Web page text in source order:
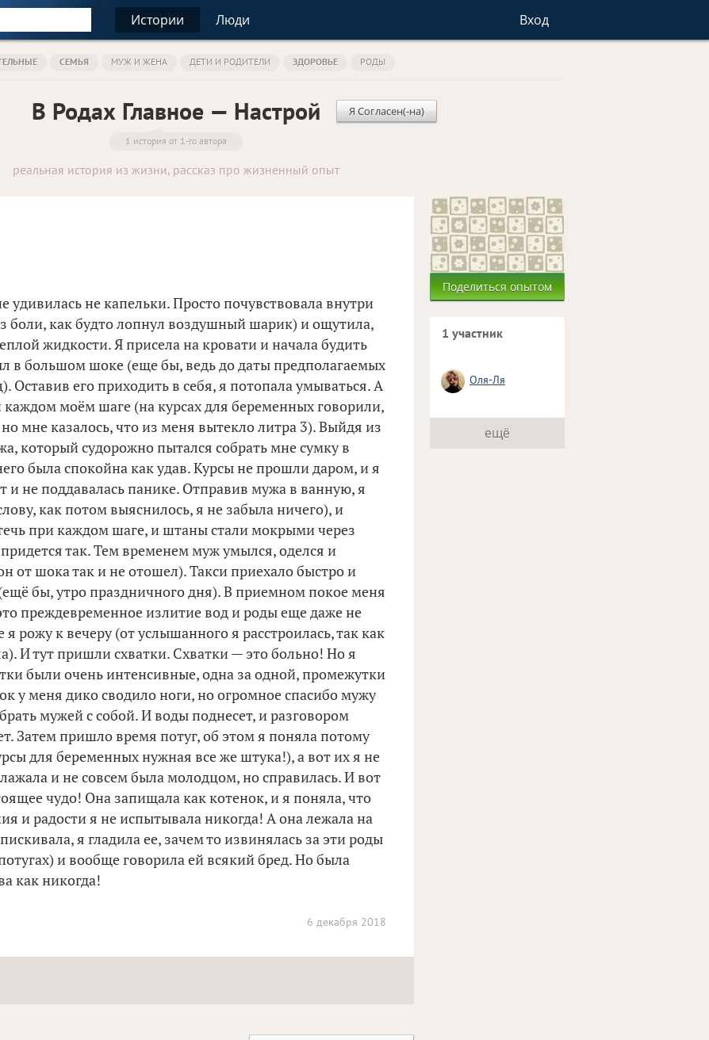
Истории Люди Вход
СЕМЬЯ МУЖ И ЖЕНА ДЕТИ И РОДИТЕЛИ ЗДОРОВЬЕ РОДЫ
В Родах Главное — Настрой Я Согласен(-на)
1 история от 1-го автора
реальная история из жизни, рассказ про жизненный опыт
удивилась не капельки. Просто почувствовала внутри
боли, как будто лопнул воздушный шарик) и ощутила,
жидкости. Я присела на кровати и начала будить
в большом шоке (еще бы, ведь до даты предполагаемых
его приходить в себя, я потопала умываться. А
каждом моём шаге (на курсах для беременных говорили,
мне казалось, что из меня вытекло литра 3). Выйдя из
который судорожно пытался собрать мне сумку в
была спокойна как удав. Курсы не прошли даром, и я
и не поддавалась панике. Отправив мужа в ванную, я
как потом выяснилось, я не забыла ничего), и
при каждом шаге, и штаны стали мокрыми через
так. Тем временем муж умылся, оделся и
от шока так и не отошел). Такси приехало быстро и
бы, утро праздничного дня). В приемном покое меня
преждевременное излитие вод и роды еще даже не
рожу к вечеру (от услышанного я расстроилась, так как
И тут пришли схватки. Схватки — это больно! Но я
были очень интенсивные, одна за одной, промежутки
у меня дико сводило ноги, но огромное спасибо мужу
мужей с собой. И воды поднесет, и разговором
Затем пришло время потуг, об этом я поняла потому
для беременных нужная все же штука!), а вот их я не
и не совсем была молодцом, но справилась. И вот
чудо! Она запищала как котенок, и я поняла, что
и радости я не испытывала никогда! А она лежала на
я гладила ее, зачем то извинялась за эти роды
и вообще говорила ей всякий бред. Но была
как никогда!
6 декабря 2018
Поделиться опытом
1 участник
Оля-Ля
ещё